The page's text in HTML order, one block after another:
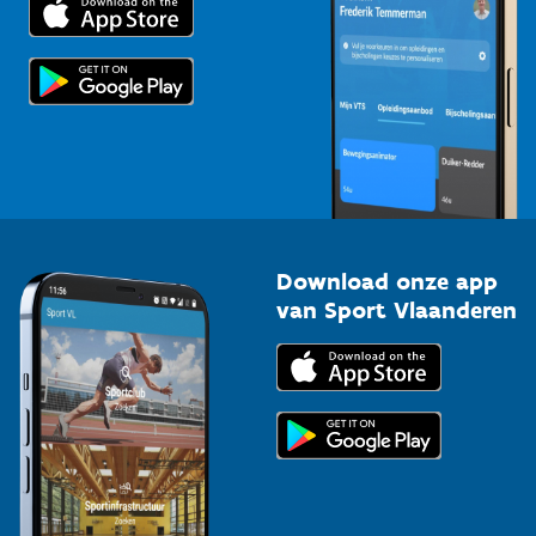
Topsporters
Voor de pers
Download onze app
van Sport Vlaanderen